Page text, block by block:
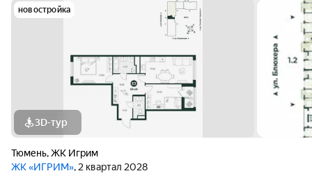
новостройка
3D-тур
Тюмень,ЖК Игрим
ЖК «ИГРИМ», 2 квартал 2028